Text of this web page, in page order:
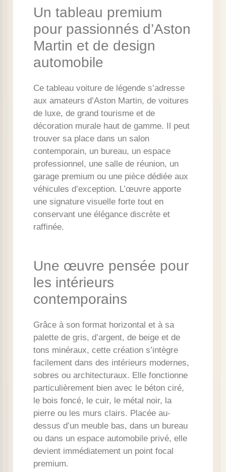
Un tableau premium
pour passionnés d’Aston
Martin et de design
automobile
Ce tableau voiture de légende s’adresse
aux amateurs d’Aston Martin, de voitures
de luxe, de grand tourisme et de
décoration murale haut de gamme. Il peut
trouver sa place dans un salon
contemporain, un bureau, un espace
professionnel, une salle de réunion, un
garage premium ou une pièce dédiée aux
véhicules d’exception. L’œuvre apporte
une signature visuelle forte tout en
conservant une élégance discrète et
raffinée.
Une œuvre pensée pour
les intérieurs
contemporains
Grâce à son format horizontal et à sa
palette de gris, d’argent, de beige et de
tons minéraux, cette création s’intègre
facilement dans des intérieurs modernes,
sobres ou architecturaux. Elle fonctionne
particulièrement bien avec le béton ciré,
le bois foncé, le cuir, le métal noir, la
pierre ou les murs clairs. Placée au-
dessus d’un meuble bas, dans un bureau
ou dans un espace automobile privé, elle
devient immédiatement un point focal
premium.